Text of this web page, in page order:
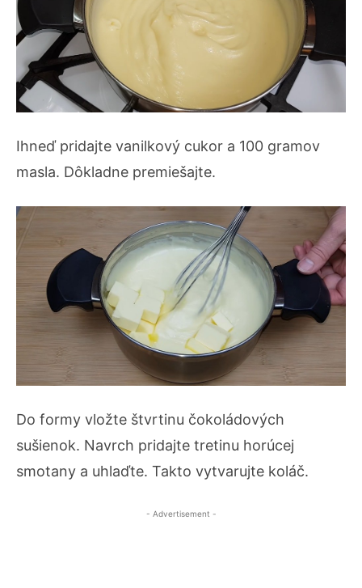
Ihneď pridajte vanilkový cukor a 100 gramov
masla. Dôkladne premiešajte.
Do formy vložte štvrtinu čokoládových
sušienok. Navrch pridajte tretinu horúcej
smotany a uhlaďte. Takto vytvarujte koláč.
- Advertisement -